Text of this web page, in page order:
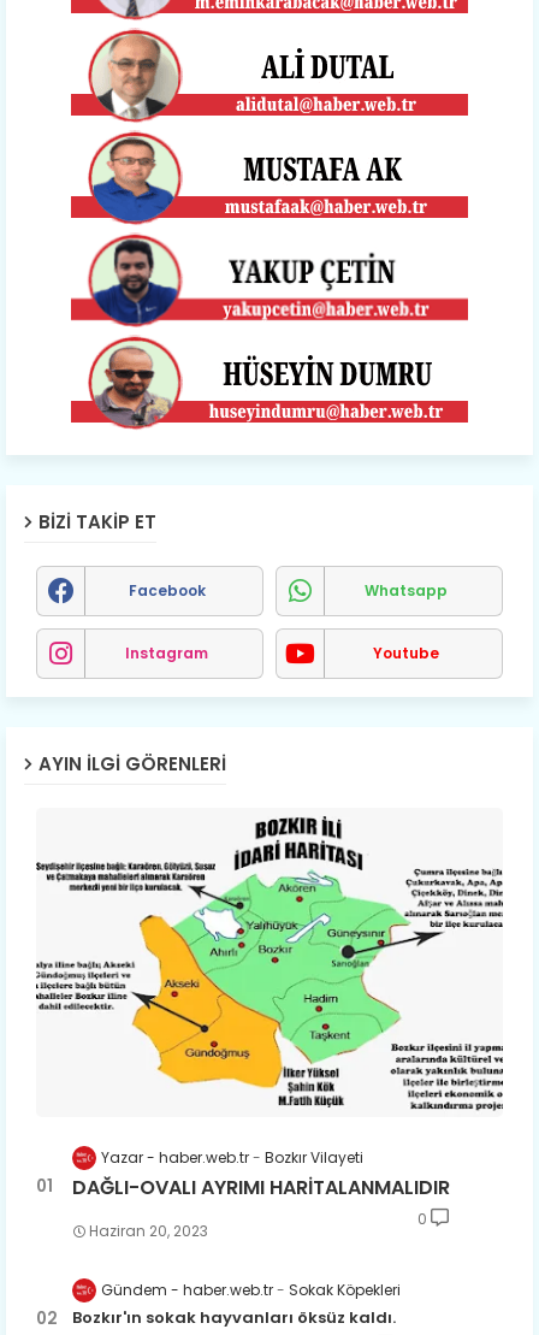
BIZI TAKIP ET
Facebook Whatsapp
Instagram Youtube
AYIN İLGI GÖRENLERI
Yazar - haber.web.tr Bozkır Vilayeti
DAĞLI-OVALI AYRIMI HARİTALANMALIDIR
Haziran 20, 2023
0
Gündem - haber.web.tr Sokak Köpekleri
Bozkır'ın sokak hayvanları öksüz kaldı.